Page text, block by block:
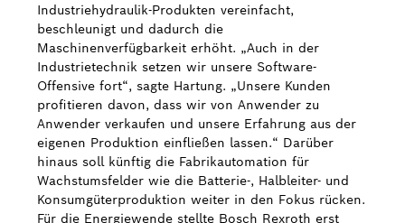
Industriehydraulik-Produkten vereinfacht,
beschleunigt und dadurch die
Maschinenverfügbarkeit erhöht. „Auch in der
Industrietechnik setzen wir unsere Software-
Offensive fort“, sagte Hartung. „Unsere Kunden
profitieren davon, dass wir von Anwender zu
Anwender verkaufen und unsere Erfahrung aus der
eigenen Produktion einfließen lassen.“ Darüber
hinaus soll künftig die Fabrikautomation für
Wachstumsfelder wie die Batterie-, Halbleiter- und
Konsumgüterproduktion weiter in den Fokus rücken.
Für die Energiewende stellte Bosch Rexroth erst